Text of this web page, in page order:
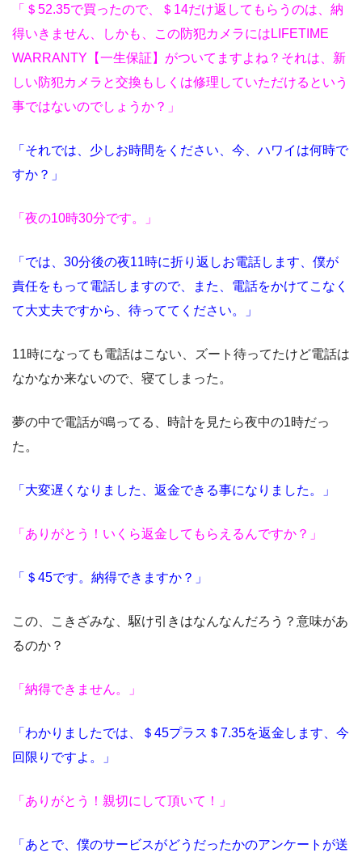
「＄52.35で買ったので、＄14だけ返してもらうのは、納
得いきません、しかも、この防犯カメラにはLIFETIME
WARRANTY【一生保証】がついてますよね？それは、新
しい防犯カメラと交換もしくは修理していただけるという
事ではないのでしょうか？」
「それでは、少しお時間をください、今、ハワイは何時で
すか？」
「夜の10時30分です。」
「では、30分後の夜11時に折り返しお電話します、僕が
責任をもって電話しますので、また、電話をかけてこなく
て大丈夫ですから、待っててください。」
11時になっても電話はこない、ズート待ってたけど電話は
なかなか来ないので、寝てしまった。
夢の中で電話が鳴ってる、時計を見たら夜中の1時だっ
た。
「大変遅くなりました、返金できる事になりました。」
「ありがとう！いくら返金してもらえるんですか？」
「＄45です。納得できますか？」
この、こきざみな、駆け引きはなんなんだろう？意味があ
るのか？
「納得できません。」
「わかりましたでは、＄45プラス＄7.35を返金します、今
回限りですよ。」
「ありがとう！親切にして頂いて！」
「あとで、僕のサービスがどうだったかのアンケートが送